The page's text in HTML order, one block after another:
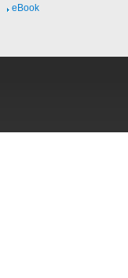
eBook